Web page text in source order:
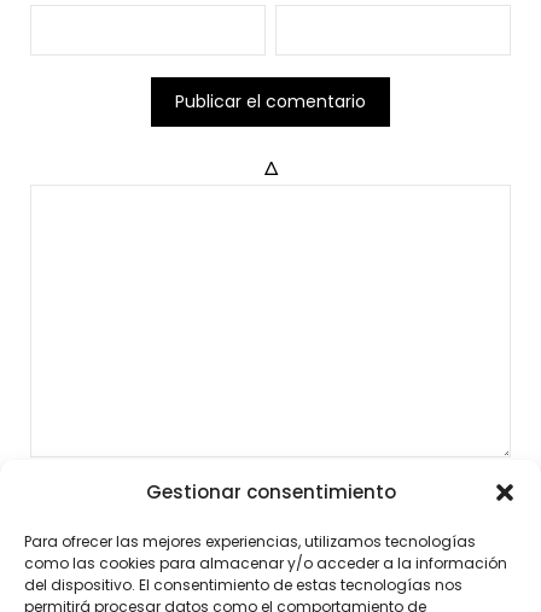
Δ
Gestionar consentimiento
Para ofrecer las mejores experiencias, utilizamos tecnologías
como las cookies para almacenar y/o acceder a la información
del dispositivo. El consentimiento de estas tecnologías nos
permitirá procesar datos como el comportamiento de